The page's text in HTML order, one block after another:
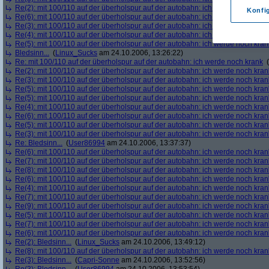
Re(2): mit 100/110 auf der überholspur auf der autobahn: ich werde noch
Re(6): mit 100/110 auf der überholspur auf der autobahn: ich werde noch krank
Re(3): mit 100/110 auf der überholspur auf der autobahn: ich werde noch krank
Re(4): mit 100/110 auf der überholspur auf der autobahn: ich werde noch krank
Re(5): mit 100/110 auf der überholspur auf der autobahn: ich werde noch
Bledsinn... (Linux_Sucks am 24.10.2006, 13:26:22)
Re: mit 100/110 auf der überholspur auf der autobahn: ich werde noch krank (
Re(2): mit 100/110 auf der überholspur auf der autobahn: ich werde noch
Re(3): mit 100/110 auf der überholspur auf der autobahn: ich werde noch
Re(5): mit 100/110 auf der überholspur auf der autobahn: ich werde noch
Re(5): mit 100/110 auf der überholspur auf der autobahn: ich werde noch
Re(4): mit 100/110 auf der überholspur auf der autobahn: ich werde noch
Re(6): mit 100/110 auf der überholspur auf der autobahn: ich werde noch
Re(5): mit 100/110 auf der überholspur auf der autobahn: ich werde noch
Re(3): mit 100/110 auf der überholspur auf der autobahn: ich werde noch
Re: Bledsinn... (User86994 am 24.10.2006, 13:37:37)
Re(6): mit 100/110 auf der überholspur auf der autobahn: ich werde noch
Re(7): mit 100/110 auf der überholspur auf der autobahn: ich werde noch
Re(8): mit 100/110 auf der überholspur auf der autobahn: ich werde noch
Re(6): mit 100/110 auf der überholspur auf der autobahn: ich werde noch
Re(4): mit 100/110 auf der überholspur auf der autobahn: ich werde noch
Re(7): mit 100/110 auf der überholspur auf der autobahn: ich werde noch
Re(9): mit 100/110 auf der überholspur auf der autobahn: ich werde noch
Re(5): mit 100/110 auf der überholspur auf der autobahn: ich werde noch
Re(7): mit 100/110 auf der überholspur auf der autobahn: ich werde noch
Re(6): mit 100/110 auf der überholspur auf der autobahn: ich werde noch
Re(2): Bledsinn... (Linux_Sucks am 24.10.2006, 13:49:12)
Re(8): mit 100/110 auf der überholspur auf der autobahn: ich werde noch
Re(3): Bledsinn... (Capri-Sonne am 24.10.2006, 13:52:56)